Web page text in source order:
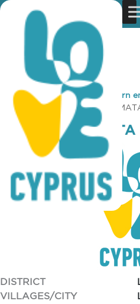
You are here: Home »Zypern
STOA TSIMPIMATA –
STOA
DISTRICT
VILLAGES/CITY